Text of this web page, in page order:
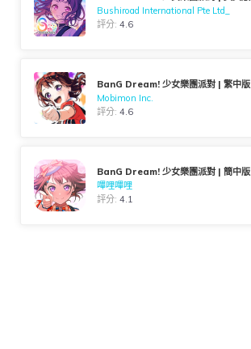
Bushiroad International Pte Ltd_
評分:4.6
BanG Dream! 少女樂團派對 | 繁中版
Mobimon Inc.
評分:4.6
BanG Dream! 少女樂團派對 | 簡中版
嗶哩嗶哩
評分:4.1